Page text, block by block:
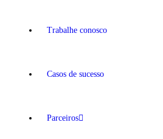
Trabalhe conosco
Casos de sucesso
Parceiros